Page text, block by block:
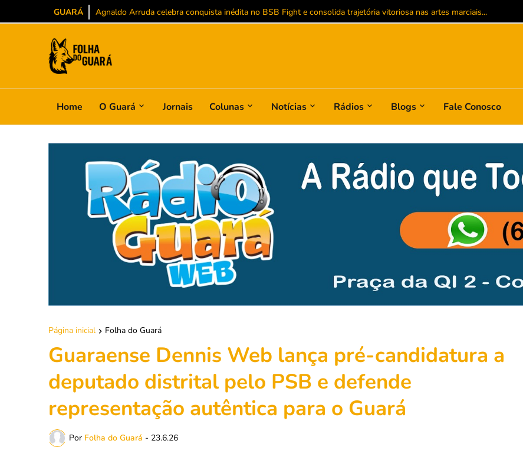
GUARÁ Agnaldo Arruda celebra conquista inédita no BSB Fight e consolida trajetória vitoriosa nas artes marciais...
Home O Guará Jornais Colunas Notícias Rádios Blogs Fale Conosco
Página inicial Folha do Guará
Guaraense Dennis Web lança pré-candidatura a
deputado distrital pelo PSB e defende
representação autêntica para o Guará
Por Folha do Guará - 23.6.26